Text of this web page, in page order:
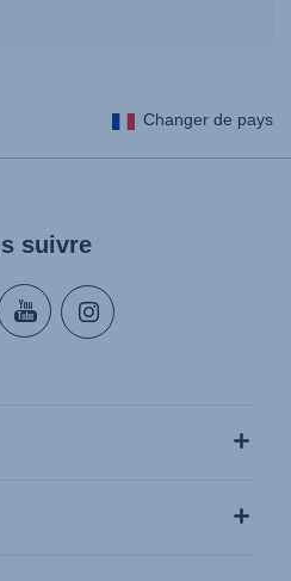
Changer de pays
suivre